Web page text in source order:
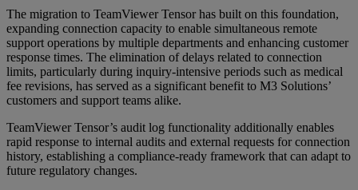
The migration to TeamViewer Tensor has built on this foundation,
expanding connection capacity to enable simultaneous remote
support operations by multiple departments and enhancing customer
response times. The elimination of delays related to connection
limits, particularly during inquiry-intensive periods such as medical
fee revisions, has served as a significant benefit to M3 Solutions’
customers and support teams alike.
TeamViewer Tensor’s audit log functionality additionally enables
rapid response to internal audits and external requests for connection
history, establishing a compliance-ready framework that can adapt to
future regulatory changes.